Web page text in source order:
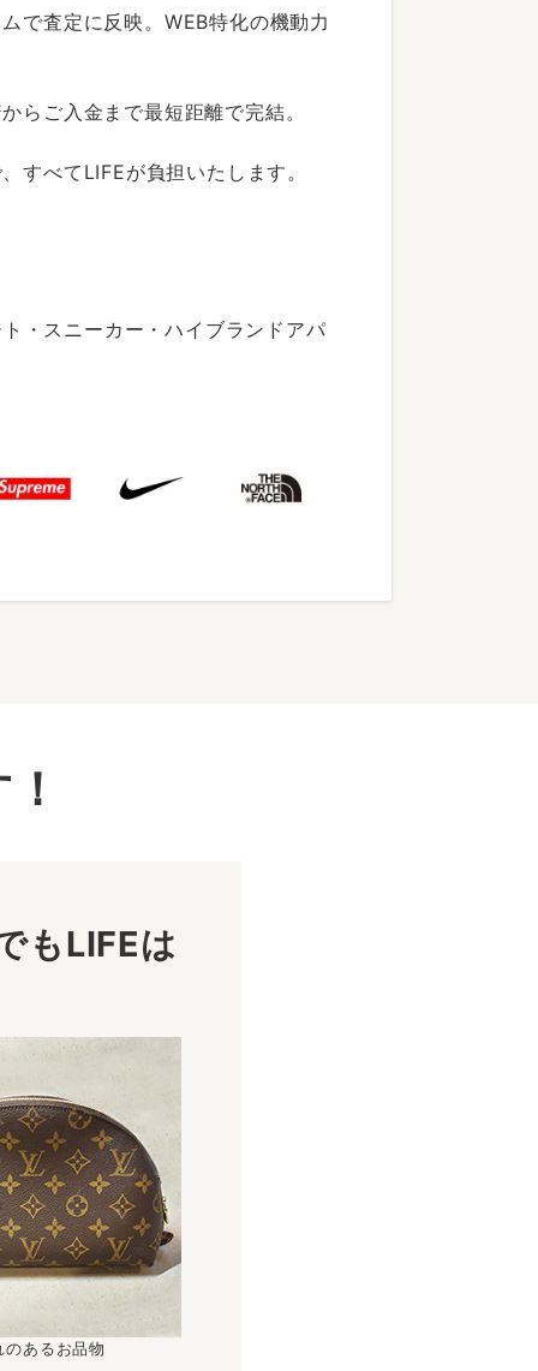
で査定に反映。WEB特化の機動力
らご入金まで最短距離で完結。
すべてLIFEが負担いたします。
・スニーカー・ハイブランドアパ
もLIFEは
のあるお品物